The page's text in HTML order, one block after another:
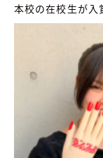
本校の在校生が入